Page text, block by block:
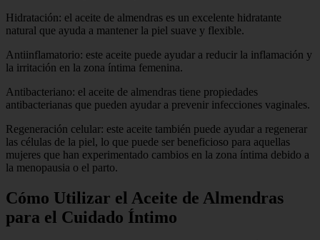
Hidratación: el aceite de almendras es un excelente hidratante
natural que ayuda a mantener la piel suave y flexible.
Antiinflamatorio: este aceite puede ayudar a reducir la inflamación y
la irritación en la zona íntima femenina.
Antibacteriano: el aceite de almendras tiene propiedades
antibacterianas que pueden ayudar a prevenir infecciones vaginales.
Regeneración celular: este aceite también puede ayudar a regenerar
las células de la piel, lo que puede ser beneficioso para aquellas
mujeres que han experimentado cambios en la zona íntima debido a
la menopausia o el parto.
Cómo Utilizar el Aceite de Almendras
para el Cuidado Íntimo